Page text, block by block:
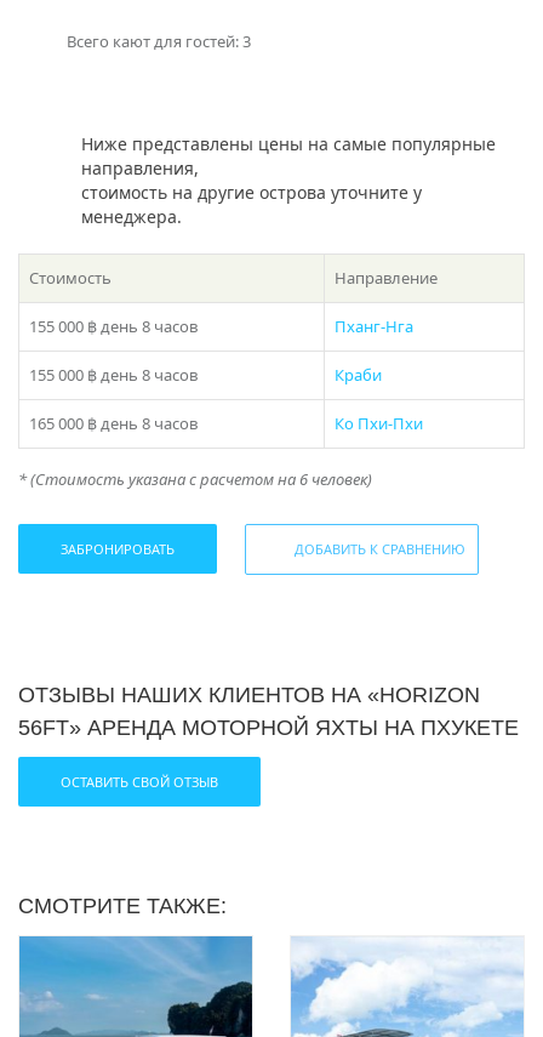
разделфотогалерея, где указаны названия и фото
* Цены на пик сезона (15 декабря — 20 января) уточняйте у
менеджера
Всего кают для гостей: 3
Ниже представлены цены на самые популярные
направления,
стоимость на другие острова уточните у
менеджера.
Стоимость Направление
155 000 ฿день 8 часов Пханг-Нга
155 000 ฿день 8 часов Краби
165 000 ฿день 8 часов Ко Пхи-Пхи
* (Стоимость указана с расчетом на 6 человек)
ЗАБРОНИРОВАТЬ ДОБАВИТЬ К СРАВНЕНИЮ
ОТЗЫВЫ НАШИХ КЛИЕНТОВ НА «HORIZON
56FT» АРЕНДА МОТОРНОЙ ЯХТЫ НА ПХУКЕТЕ
ОСТАВИТЬ СВОЙ ОТЗЫВ
СМОТРИТЕ ТАКЖЕ: